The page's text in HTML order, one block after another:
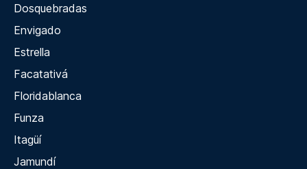
Dosquebradas
Envigado
Estrella
Facatativá
Floridablanca
Funza
Itagüí
Jamundí